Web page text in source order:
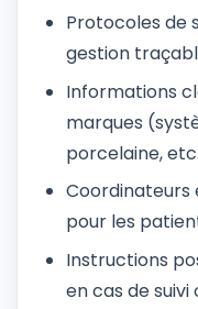
Protocoles de
gestion
Informations
marques
porcelaine,
Coordinateurs
pour les
Instructions
en cas de